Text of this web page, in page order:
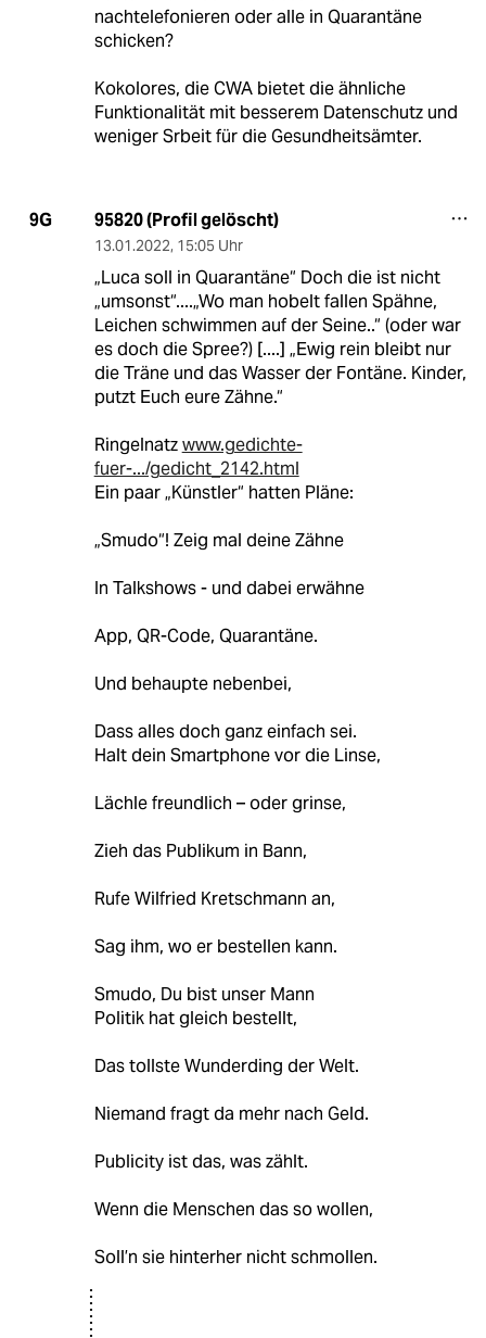
Frau Gote reiht sich in diejenigen ein, die das
Problem des Datenschutzes nicht verstehen
zurückgreifen.
Es ist ein enormes Risiko, wenn es eine zentrale
Datenhaltung gibt, luca ist
Erzeuger von unbrauchbarem Datenmüll indem
es eine Unzahl von Teilnehmern ausspuckt, die
aber nicht unbedingt relevanten Koontakt
hatten. Dann soll das Gesundheitsamt allen
nachtelefonieren oder alle in Quarantäne
schicken?
Kokolores, die CWA bietet die ähnliche
weniger Srbeit für die Gesundheitsämter.
95820 (Profil gelöscht)
13.01.2022 ,15:05 Uhr
„Luca soll in Quarantäne“ Doch die ist nicht
Leichen schwimmen auf der Seine..“ (oder war
die Träne und das Wasser der Fontäne. Kinder,
Ringelnatzwww.gedichte-
Ein paar „Künstler“ hatten Pläne:
„Smudo“! Zeig mal deine Zähne
In Talkshows - und dabei erwähne
App, QR-Code, Quarantäne.
Und behaupte nebenbei,
Halt dein Smartphone vor die Linse,
Lächle freundlich – oder grinse,
Zieh das Publikum in Bann,
Rufe Wilfried Kretschmann an,
Sag ihm, wo er bestellen kann.